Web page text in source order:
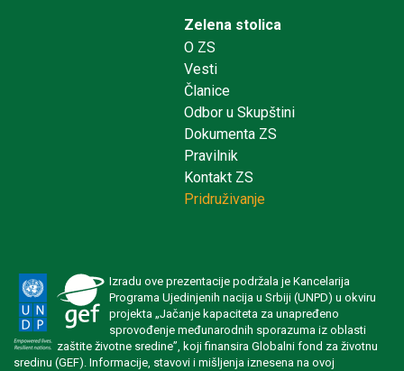
Zelena stolica
O ZS
Vesti
Članice
Odbor u Skupštini
Dokumenta ZS
Pravilnik
Kontakt ZS
Pridruživanje
Izradu ove prezentacije podržala je Kancelarija
Programa Ujedinjenih nacija u Srbiji (UNPD) u okviru
projekta „Jačanje kapaciteta za unapređeno
sprovođenje međunarodnih sporazuma iz oblasti
zaštite životne sredine”, koji finansira Globalni fond za životnu
sredinu (GEF). Informacije, stavovi i mišljenja iznesena na ovoj